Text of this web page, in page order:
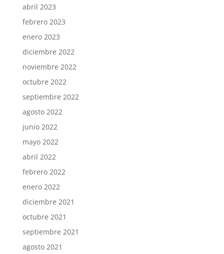
abril 2023
febrero 2023
enero 2023
diciembre 2022
noviembre 2022
octubre 2022
septiembre 2022
agosto 2022
junio 2022
mayo 2022
abril 2022
febrero 2022
enero 2022
diciembre 2021
octubre 2021
septiembre 2021
agosto 2021